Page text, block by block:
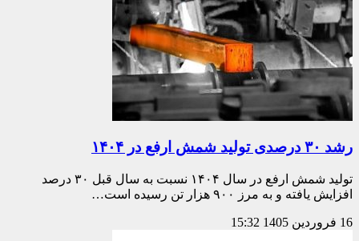
رشد ۳۰ درصدی تولید شمش ارفع در ۱۴۰۴
تولید شمش ارفع در سال ۱۴۰۴ نسبت به سال قبل ۳۰ درصد
افزایش یافته و به مرز ۹۰۰ هزار تن رسیده است…
16 فروردین 1405 15:32